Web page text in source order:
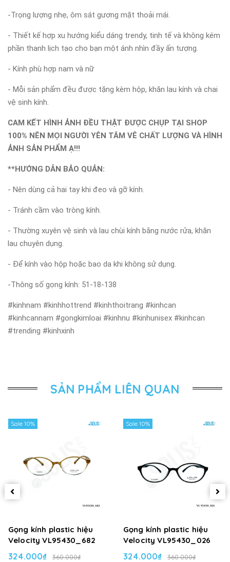
-Trọng lượng nhẹ, ôm sát gương mặt thoải mái.
- Thiết kế hợp xu hướng kiểu dáng trendy, tinh tế và không kém
phần thanh lịch tạo cho bạn một ánh nhìn đầy ấn tượng.
- Kính phù hợp nam và nữ
- Mỗi sản phẩm đều được tặng kèm hộp, khăn lau kính và chai
vệ sinh kính.
CAM KẾT HÌNH ẢNH ĐỀU THẬT ĐƯỢC CHỤP TẠI SHOP
100% NÊN MỌI NGƯỜI YÊN TÂM VÊ CHẤT LƯỢNG VÀ HÌNH
ẢNH SẢN PHẨM Ạ!!!
**HƯỚNG DẪN BẢO QUẢN:
- Nên dùng cả hai tay khi đeo và gỡ kính.
- Tránh cầm vào tròng kính.
- Thường xuyên vệ sinh và lau chùi kính bằng nước rửa, khăn
lau chuyên dụng.
- Để kính vào hộp hoặc bao da khi không sử dụng.
-Thông số gọng kính: 51-18-138
#kinhnam #kinhhottrend #kinhthoitrang #kinhcan
#kinhcannam #gongkimloai #kinhnu #kinhunisex #kinhcan
#trending #kinhxinh
SẢN PHẨM LIÊN QUAN
Sale 10%
Gọng kính plastic hiệu
Velocity VL95430_682
324.000₫ 360.000₫
Sale 10%
Gọng kính plastic hiệu
Velocity VL95430_026
324.000₫ 360.000₫